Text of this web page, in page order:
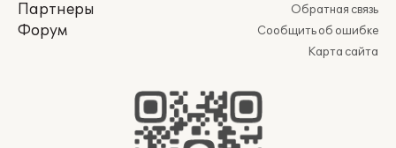
Партнеры
Форум
Обратная связь
Сообщить об ошибке
Карта сайта